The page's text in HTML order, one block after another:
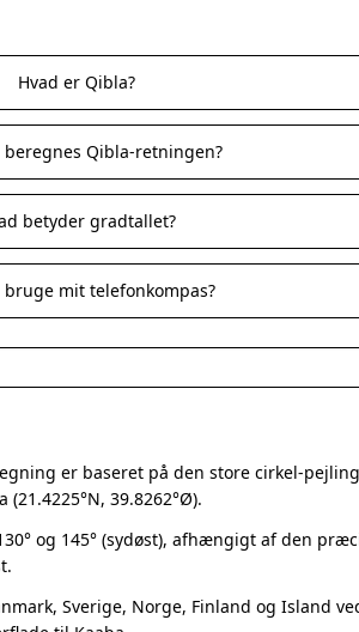
Hvad er Qibla?
beregnes Qibla-retningen?
betyder gradtallet?
bruge mit telefonkompas?
er baseret på den store cirkel-
39.8262°Ø).
og 145° (sydøst), afhængigt af den
Sverige, Norge, Finland og Island